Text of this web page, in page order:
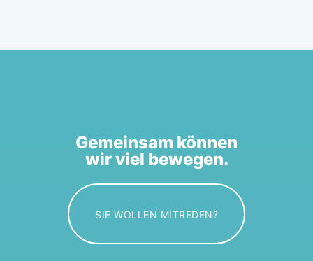
Gemeinsam können
wir viel bewegen.
SIE WOLLEN MITREDEN?